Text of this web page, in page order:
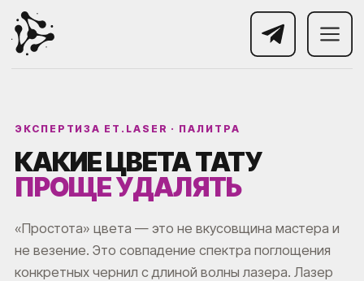
ЭКСПЕРТИЗА ET.LASER · ПАЛИТРА
КАКИЕ ЦВЕТА ТАТУ
ПРОЩЕ УДАЛЯТЬ
«Простота» цвета — это не вкусовщина мастера и
не везение. Это совпадение спектра поглощения
конкретных чернил с длиной волны лазера. Лазер